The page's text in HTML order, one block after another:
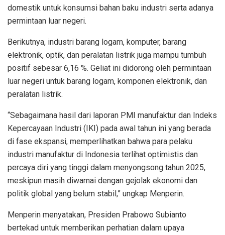
domestik untuk konsumsi bahan baku industri serta adanya
permintaan luar negeri.
Berikutnya, industri barang logam, komputer, barang
elektronik, optik, dan peralatan listrik juga mampu tumbuh
positif sebesar 6,16 %. Geliat ini didorong oleh permintaan
luar negeri untuk barang logam, komponen elektronik, dan
peralatan listrik.
“Sebagaimana hasil dari laporan PMI manufaktur dan Indeks
Kepercayaan Industri (IKI) pada awal tahun ini yang berada
di fase ekspansi, memperlihatkan bahwa para pelaku
industri manufaktur di Indonesia terlihat optimistis dan
percaya diri yang tinggi dalam menyongsong tahun 2025,
meskipun masih diwarnai dengan gejolak ekonomi dan
politik global yang belum stabil,” ungkap Menperin.
Menperin menyatakan, Presiden Prabowo Subianto
bertekad untuk memberikan perhatian dalam upaya